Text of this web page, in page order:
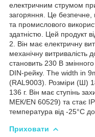
електричним струмом
загоряння. Це безпечне,
та промислового
здатністю. Цей продукт
2. Він має електричну
механічну витривалість
становить 230 В
DIN-рейку. The width in
(RAL9003). Розміри (Ш)
136 г. Він має ступінь
МЕК/EN 60529) та стає
температура від -25°C
Приховати